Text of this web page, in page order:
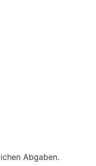
Abgaben.